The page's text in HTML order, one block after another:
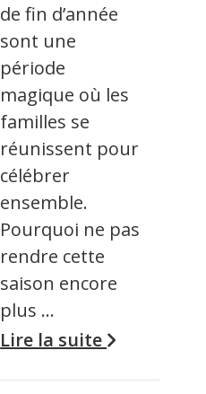
de fin d’année
sont une
période
magique où les
familles se
réunissent pour
célébrer
ensemble.
Pourquoi ne pas
rendre cette
saison encore
plus …
Lire la suite